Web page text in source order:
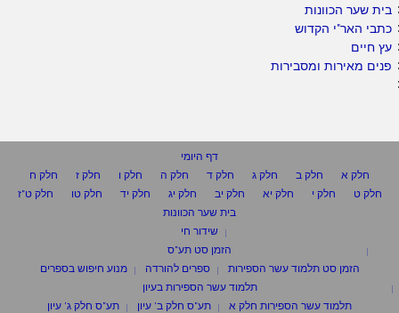
בית שער הכוונות
כתבי האר"י הקדוש
עץ חיים
פנים מאירות ומסבירות
דף היומי
חלק א
חלק ב חלק ג חלק ד חלק ה חלק ו חלק ז
חלק ח
חלק ט
חלק י חלק יא חלק יב חלק יג חלק יד חלק טו
חלק ט"ז
בית שער הכוונות
שידור חי
הזמן סט תע"ס
הזמן סט תלמוד עשר הספירות
ספרים להורדה
מנוע חיפוש בספרים
תלמוד עשר הספירות בעיון
תלמוד עשר הספירות חלק א
תע"ס חלק ב' עיון תע"ס חלק ג' עיון